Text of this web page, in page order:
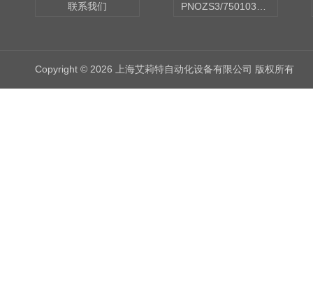
联系我们
Copyright © 2026 上海艾莉特自动化设备有限公司 版权所有